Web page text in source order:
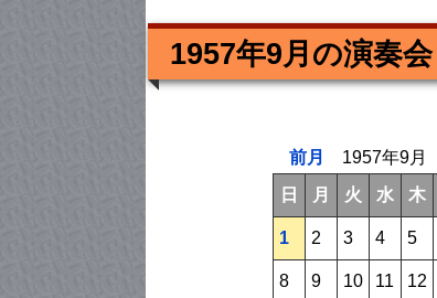
1957年9月の演奏会
前月 1957年9月
日
月 火 水 木
1 2 3 4 5
8 9 10 11 12